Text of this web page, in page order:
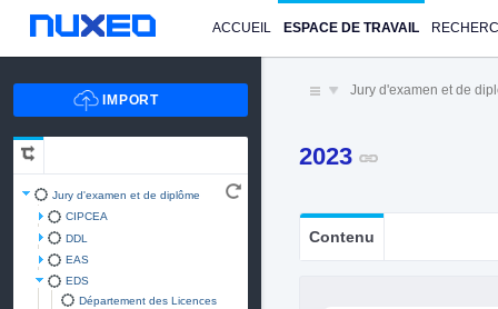
ACCUEIL ESPACE DE TRAVAIL
Jury d'examen et de diplôme
CIPCEA
DDL
EAS
EDS
Département des Licences
Jury d'examen et de
2023
Contenu